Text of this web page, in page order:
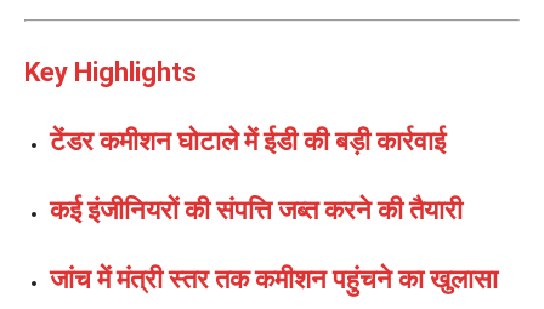
Key Highlights
टेंडर कमीशन घोटाले में ईडी की बड़ी कार्रवाई
कई इंजीनियरों की संपत्ति जब्त करने की तैयारी
जांच में मंत्री स्तर तक कमीशन पहुंचने का खुलासा